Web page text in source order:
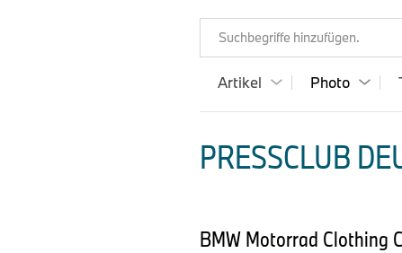
Suchbegriffe hinzufügen.
Artikel Photo
PRESSCLUB
BMW Motorrad Clothing